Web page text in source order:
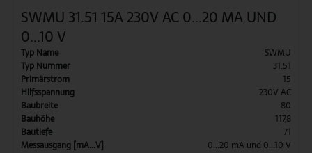
SWMU 31.51 15A 230V AC 0...20 MA UND
0...10 V
Typ Name
SWMU
Typ Nummer
31.51
Primärstrom
15
Hilfsspannung
230V AC
Baubreite
80
Bauhöhe
117,8
Bautiefe
71
Messausgang [mA...V]
0...20 mA und 0...10 V